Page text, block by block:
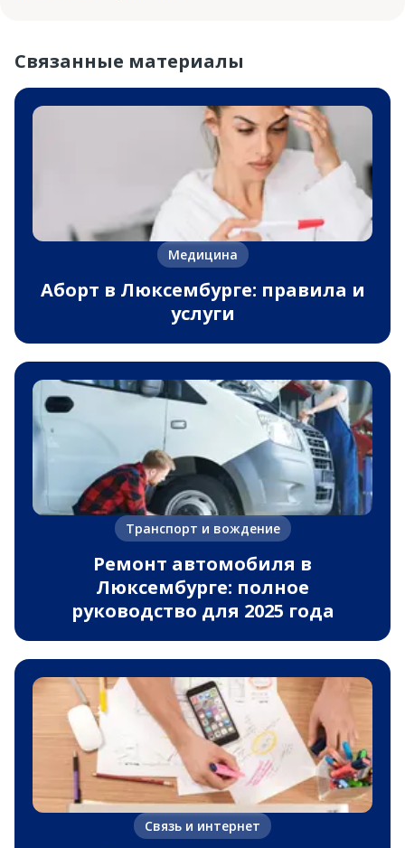
Связанные материалы
Медицина
Аборт в Люксембурге: правила и
услуги
Транспорт и вождение
Ремонт автомобиля в
Люксембурге: полное
руководство для 2025 года
Связь и интернет